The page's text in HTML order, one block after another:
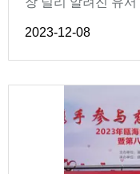
2023-12-08